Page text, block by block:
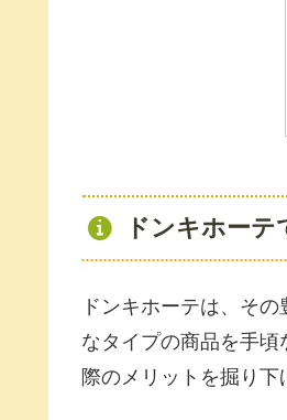
ドンキホー
ドンキホーテは、そ
なタイプの商品を手
際のメリットを掘り下